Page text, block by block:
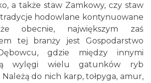
a także staw Zamkowy, czy staw
tradycje hodowlane kontynuowane
obecnie, największym zaś
tej branży jest Gospodarstwo
gdzie między innymi
wylęgi wielu gatunków ryb
do nich karp, tołpyga, amur,